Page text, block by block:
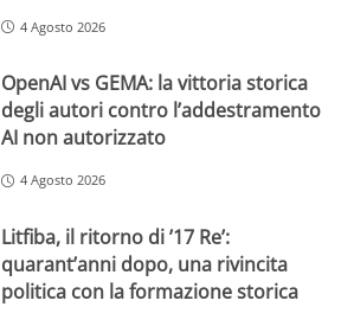
4 Agosto 2026
OpenAI vs GEMA: la vittoria storica
degli autori contro l’addestramento
AI non autorizzato
4 Agosto 2026
Litfiba, il ritorno di ’17 Re’:
quarant’anni dopo, una rivincita
politica con la formazione storica